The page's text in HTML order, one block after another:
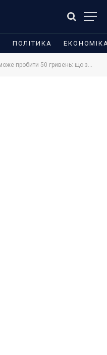
ПОЛІТИКА
50 гривень: що загрожує гривні